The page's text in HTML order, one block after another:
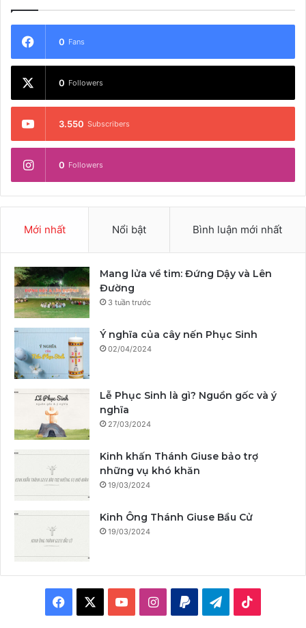
0 Fans
0 Followers
3.550 Subscribers
0 Followers
Mới nhất Nổi bật Bình luận mới nhất
Mang lửa về tim: Đứng Dậy và Lên
Đường
3 tuần trước
Ý nghĩa của cây nến Phục Sinh
02/04/2024
Lễ Phục Sinh là gì? Nguồn gốc và ý
nghĩa
27/03/2024
Kinh khấn Thánh Giuse bảo trợ
những vụ khó khăn
19/03/2024
Kinh Ông Thánh Giuse Bầu Cử
19/03/2024
I
P